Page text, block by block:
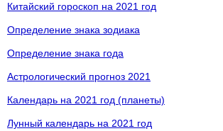
Китайский гороскоп на 2021 год
Определение знака зодиака
Определение знака года
Астрологический прогноз 2021
Календарь на 2021 год (планеты)
Лунный календарь на 2021 год